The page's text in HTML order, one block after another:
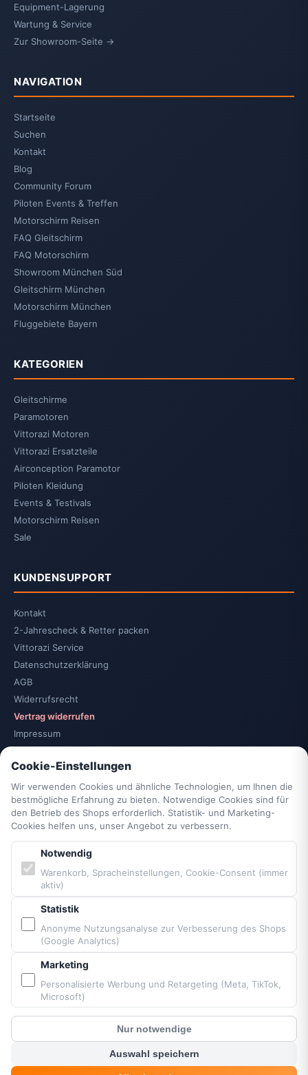
Equipment-Lagerung
Wartung & Service
Zur Showroom-Seite →
NAVIGATION
Startseite
Suchen
Kontakt
Blog
Community Forum
Piloten Events & Treffen
Motorschirm Reisen
FAQ Gleitschirm
FAQ Motorschirm
Showroom München Süd
Gleitschirm München
Motorschirm München
Fluggebiete Bayern
KATEGORIEN
Gleitschirme
Paramotoren
Vittorazi Motoren
Vittorazi Ersatzteile
Airconception Paramotor
Piloten Kleidung
Events & Testivals
Motorschirm Reisen
Sale
KUNDENSUPPORT
Kontakt
2-Jahrescheck & Retter packen
Vittorazi Service
Datenschutzerklärung
AGB
Widerrufsrecht
Vertrag widerrufen
Impressum
Barrierefreiheit
Sitemap
PARTNER & MARKEN
Vittorazi Motoren MY25
Airconception
Apco Aviation
Ozone
Dudek
MacPara
Bereitgestellt von Fresh Air © Paramaniacshop 2026
Shop-Version 2026-07-10
? Kunden Chat
Cookie-Einstellungen
Wir verwenden Cookies und ähnliche Technologien, um Ihnen die
bestmögliche Erfahrung zu bieten. Notwendige Cookies sind für
den Betrieb des Shops erforderlich. Statistik- und Marketing-
Cookies helfen uns, unser Angebot zu verbessern.
Notwendig
Warenkorb, Spracheinstellungen, Cookie-Consent (immer
aktiv)
Statistik
Anonyme Nutzungsanalyse zur Verbesserung des Shops
(Google Analytics)
Marketing
Personalisierte Werbung und Retargeting (Meta, TikTok,
Microsoft)
Nur notwendige
Auswahl speichern